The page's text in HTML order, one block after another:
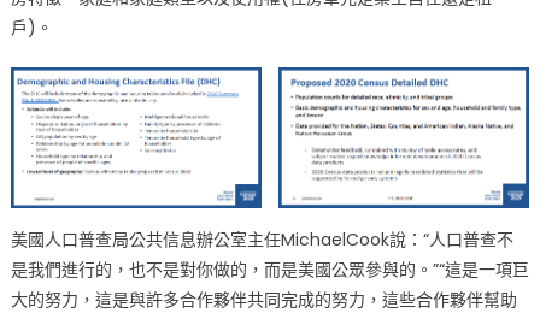
戶)。
美國人口普查局公共信息辦公室主任MichaelCook說：“人口普查不
是我們進行的，也不是對你做的，而是美國公眾參與的。”“這是一項巨
大的努力，這是與許多合作夥伴共同完成的努力，這些合作夥伴幫助